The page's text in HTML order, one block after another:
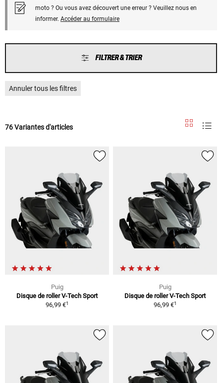
moto ? Ou vous avez découvert une erreur ? Veuillez nous en
informer. Accéder au formulaire
FILTRER & TRIER
Annuler tous les filtres
76 Variantes d'articles
Puig
Disque de roller V-Tech Sport
96,99 €1
Puig
Disque de roller V-Tech Sport
96,99 €1